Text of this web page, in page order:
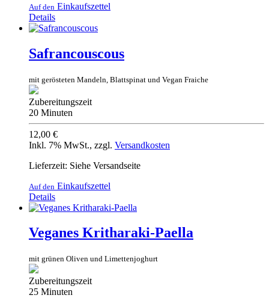
Auf den Einkaufszettel
Details
Safrancouscous
mit gerösteten Mandeln, Blattspinat und Vegan Fraiche
Zubereitungszeit
20 Minuten
12,00 €
Inkl. 7% MwSt., zzgl. Versandkosten
Lieferzeit: Siehe Versandseite
Auf den Einkaufszettel
Details
Veganes Kritharaki-Paella
mit grünen Oliven und Limettenjoghurt
Zubereitungszeit
25 Minuten